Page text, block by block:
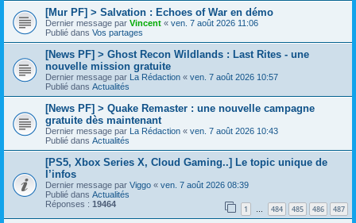
[Mur PF] > Salvation : Echoes of War en démo
Dernier message par Vincent « ven. 7 août 2026 11:06
Publié dans Vos partages
[News PF] > Ghost Recon Wildlands : Last Rites - une
nouvelle mission gratuite
Dernier message par La Rédaction « ven. 7 août 2026 10:57
Publié dans Actualités
[News PF] > Quake Remaster : une nouvelle campagne
gratuite dès maintenant
Dernier message par La Rédaction « ven. 7 août 2026 10:43
Publié dans Actualités
[PS5, Xbox Series X, Cloud Gaming..] Le topic unique de
l’infos
Dernier message par Viggo « ven. 7 août 2026 08:39
Publié dans Actualités
Réponses : 19464 1 … 484 485 486 487